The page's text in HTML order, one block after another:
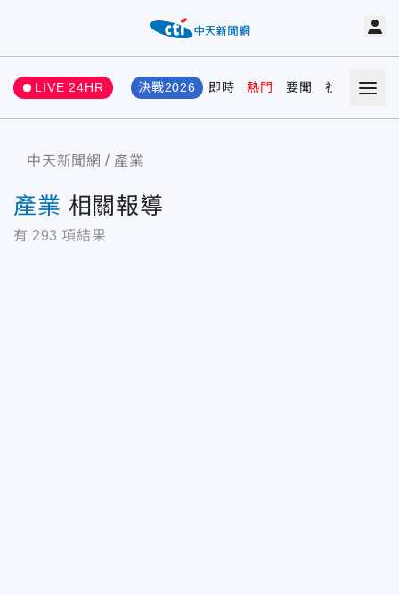
LIVE 24HR 決戰2026 即時 熱門 要聞 社會 娛樂
中天新聞網 產業
產業 相關報導
有 293 項結果